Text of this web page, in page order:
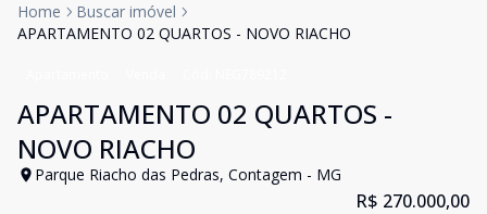
Home
Buscar imóvel
APARTAMENTO 02 QUARTOS - NOVO RIACHO
APARTAMENTO 02 QUARTOS -
NOVO RIACHO
Parque Riacho das Pedras, Contagem - MG
R$ 270.000,00